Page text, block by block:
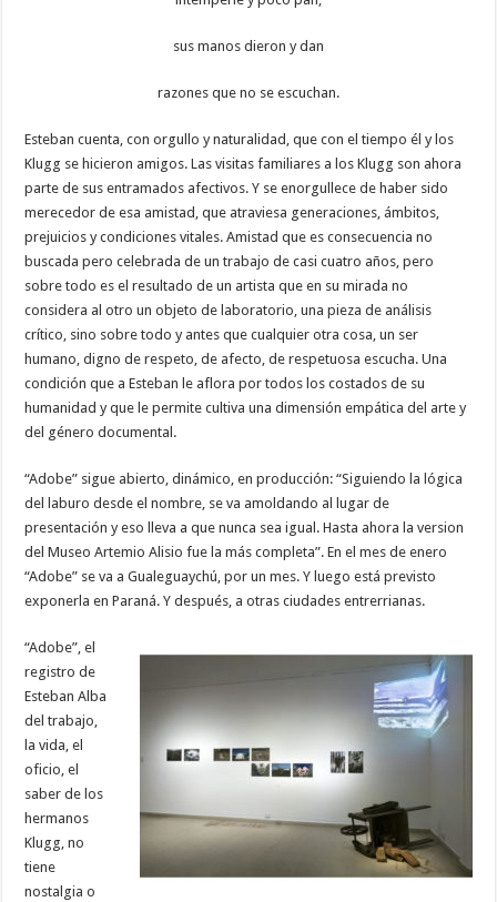
sus manos dieron y dan
razones que no se escuchan.
Esteban cuenta, con orgullo y naturalidad, que con el tiempo él y los
Klugg se hicieron amigos. Las visitas familiares a los Klugg son ahora
parte de sus entramados afectivos. Y se enorgullece de haber sido
merecedor de esa amistad, que atraviesa generaciones, ámbitos,
prejuicios y condiciones vitales. Amistad que es consecuencia no
buscada pero celebrada de un trabajo de casi cuatro años, pero
sobre todo es el resultado de un artista que en su mirada no
considera al otro un objeto de laboratorio, una pieza de análisis
crítico, sino sobre todo y antes que cualquier otra cosa, un ser
humano, digno de respeto, de afecto, de respetuosa escucha. Una
condición que a Esteban le aflora por todos los costados de su
humanidad y que le permite cultiva una dimensión empática del arte y
del género documental.
“Adobe” sigue abierto, dinámico, en producción: “Siguiendo la lógica
del laburo desde el nombre, se va amoldando al lugar de
presentación y eso lleva a que nunca sea igual. Hasta ahora la version
del Museo Artemio Alisio fue la más completa”. En el mes de enero
“Adobe” se va a Gualeguaychú, por un mes. Y luego está previsto
exponerla en Paraná. Y después, a otras ciudades entrerrianas.
“Adobe”, el
registro de
Esteban Alba
del trabajo,
la vida, el
oficio, el
saber de los
hermanos
Klugg, no
tiene
nostalgia o